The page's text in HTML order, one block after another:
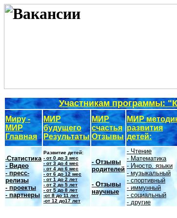
Участникам программы:
Миру -
МИР
Главная
МИР
будущего
Результаты
МИР
счастья
Отзывы
МИР
развития
детей:
-Статистика
- Видео
- пресс-
релизы
- проекты
- партнеры
Развитие детей:
- от 0 до 3 мес
- от 3 до 4 мес
- от 4 до 6 мес
- от 6 до 12 мес
- от 1 до 2 лет
- от 2 до 5 лет
- от 5 до 8 лет
-от 8 до 11 лет
-от 12 до17 лет
- Отзывы
родителей
- Отзывы
научные
- Чтение
- Математика
- Иностр. языки
- музыкальный
- спортивный
- иммунный
- социальный
- другие